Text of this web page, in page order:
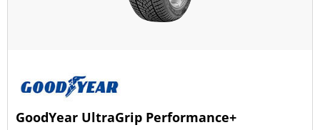
GoodYear UltraGrip Performance+